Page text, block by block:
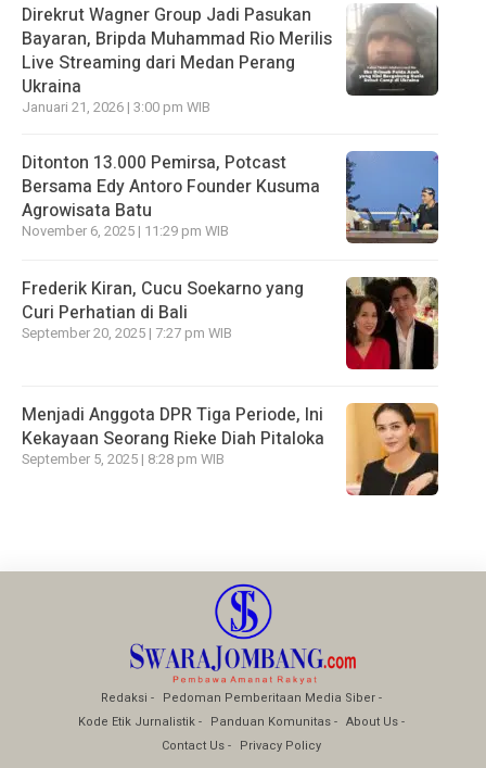
Direkrut Wagner Group Jadi Pasukan
Bayaran, Bripda Muhammad Rio Merilis
Live Streaming dari Medan Perang
Ukraina
Januari 21, 2026 | 3:00 pm WIB
Ditonton 13.000 Pemirsa, Potcast
Bersama Edy Antoro Founder Kusuma
Agrowisata Batu
November 6, 2025 | 11:29 pm WIB
Frederik Kiran, Cucu Soekarno yang
Curi Perhatian di Bali
September 20, 2025 | 7:27 pm WIB
Menjadi Anggota DPR Tiga Periode, Ini
Kekayaan Seorang Rieke Diah Pitaloka
September 5, 2025 | 8:28 pm WIB
Redaksi
Pedoman Pemberitaan Media Siber
Kode Etik Jurnalistik
Panduan Komunitas
About Us
Contact Us
Privacy Policy